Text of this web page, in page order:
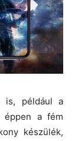
is, például a
éppen a fém
készülék,